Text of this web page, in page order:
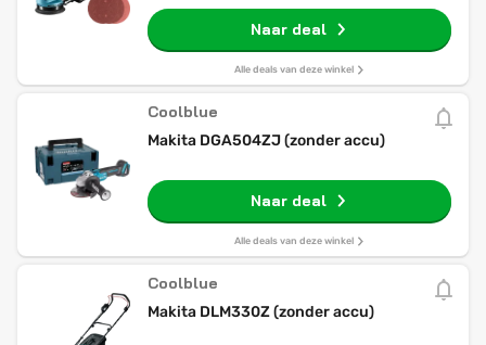
(25x)
Naar deal
Alle deals van deze winkel
Coolblue
Makita DGA504ZJ (zonder accu)
Naar deal
Alle deals van deze winkel
Coolblue
Makita DLM330Z (zonder accu)